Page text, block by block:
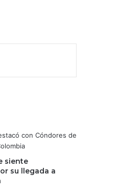
siente
su llegada a